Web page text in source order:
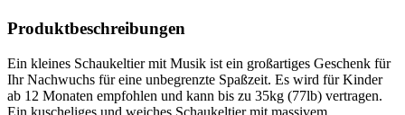
Plüsch…
Menge
Produktbeschreibungen
Ein kleines Schaukeltier mit Musik ist ein großartiges Geschenk für
Ihr Nachwuchs für eine unbegrenzte Spaßzeit. Es wird für Kinder
ab 12 Monaten empfohlen und kann bis zu 35kg (77lb) vertragen.
Ein kuscheliges und weiches Schaukeltier mit massivem